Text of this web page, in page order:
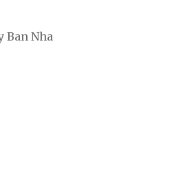
Ban Nha